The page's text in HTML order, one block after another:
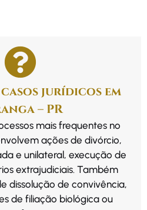
jurídicos em
– PR
mais frequentes no
ações de divórcio,
e unilateral, execução de
extrajudiciais. Também
dissolução de convivência,
de filiação biológica ou